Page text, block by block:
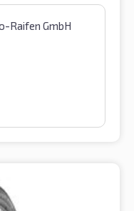
Raifen GmbH